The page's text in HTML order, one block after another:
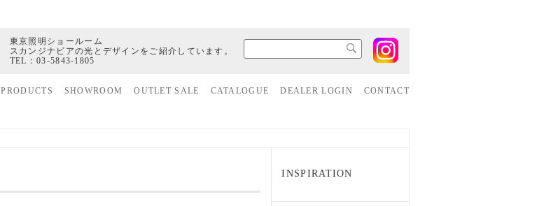
東京照明ショールーム
スカンジナビアの光とデザインをご紹介しています。
TEL：03-5843-1805
PRODUCTS SHOWROOM OUTLET SALE CATALOGUE DEALER LOGIN CONTACT
INSPIRATION